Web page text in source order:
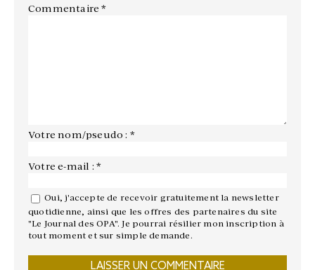
Commentaire*
Votre nom/pseudo : *
Votre e-mail : *
Oui, j'accepte de recevoir gratuitement la newsletter
quotidienne, ainsi que les offres des partenaires du site
"Le Journal des OPA". Je pourrai résilier mon inscription à
tout moment et sur simple demande.